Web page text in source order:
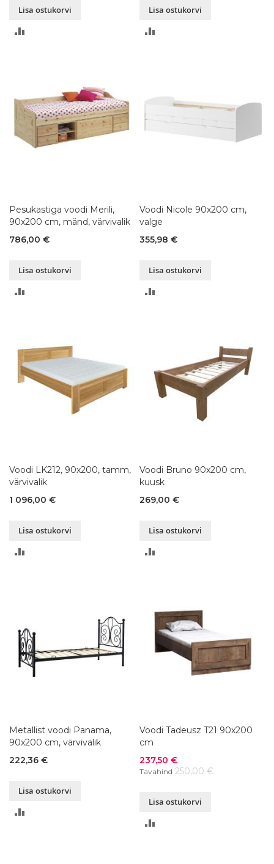
Lisa ostukorvi
Lisa ostukorvi
Pesukastiga voodi Merili,
90x200 cm, mänd, värvivalik
786,00 €
Lisa ostukorvi
Voodi Nicole 90x200 cm,
valge
355,98 €
Lisa ostukorvi
Voodi LK212, 90x200, tamm,
värvivalik
1 096,00 €
Lisa ostukorvi
Voodi Bruno 90x200 cm,
kuusk
269,00 €
Lisa ostukorvi
Metallist voodi Panama,
90x200 cm, värvivalik
222,36 €
Lisa ostukorvi
Voodi Tadeusz T21 90x200
cm
Soodushind
237,50 €
Tavahind 250,00 €
Lisa ostukorvi